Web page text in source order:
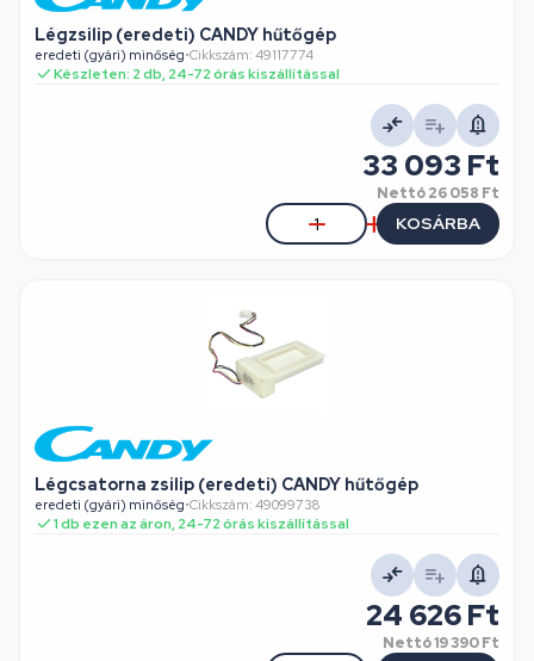
Légzsilip (eredeti) CANDY hűtőgép
eredeti (gyári) minőség•Cikkszám: 49117774
Készleten: 2 db, 24-72 órás kiszállítással
33 093 Ft
Nettó26 058 Ft
KOSÁRBA
Légcsatorna zsilip (eredeti) CANDY hűtőgép
eredeti (gyári) minőség•Cikkszám: 49099738
1 db ezen az áron, 24-72 órás kiszállítással
24 626 Ft
Nettó19 390 Ft